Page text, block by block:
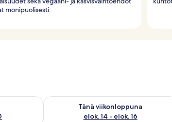
monipuolisesti.
elok. 9 - elok. 10
Tänä viikonloppuna
elok. 14 - elok. 16
Tarkista tämän viikonlopun saatavuus